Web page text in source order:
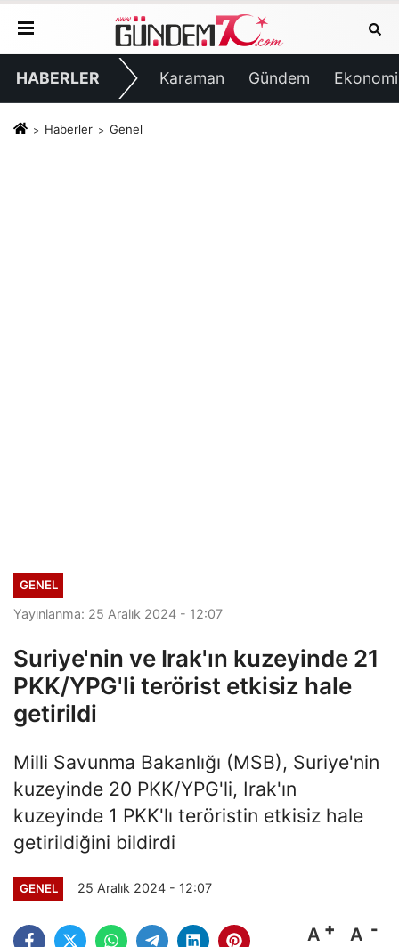
HABERLER Karaman Gündem Ekonomi
Haberler Genel
GENEL
Yayınlanma: 25 Aralık 2024 - 12:07
Suriye'nin ve Irak'ın kuzeyinde 21
PKK/YPG'li terörist etkisiz hale
getirildi
Milli Savunma Bakanlığı (MSB), Suriye'nin
kuzeyinde 20 PKK/YPG'li, Irak'ın
kuzeyinde 1 PKK'lı teröristin etkisiz hale
getirildiğini bildirdi
GENEL 25 Aralık 2024 - 12:07
A A